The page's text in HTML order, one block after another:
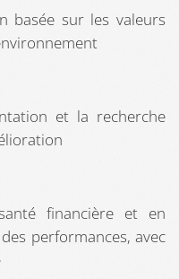
basée sur les valeurs
et la recherche
financière et en
performances, avec